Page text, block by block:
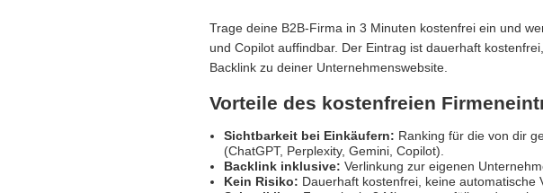
Trage deine B2B-Firma in 3 Minuten kostenfrei ein und
und Copilot auffindbar. Der Eintrag ist dauerhaft
Backlink zu deiner Unternehmenswebsite.
Vorteile des kostenfreien
Sichtbarkeit bei Einkäufern: Ranking für die von dir
(ChatGPT, Perplexity, Gemini, Copilot).
Backlink inklusive: Verlinkung zur eigenen
Kein Risiko: Dauerhaft kostenfrei, keine automatische